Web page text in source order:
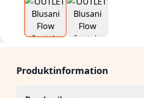
Produktinformation